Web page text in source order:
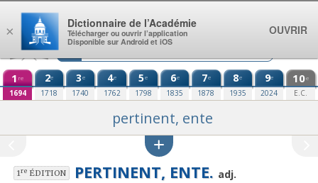
Aller au contenu
1 re
1694
2e
1718
3e
1740
4e
1762
5e
1798
6e
1835
7e
1878
8e
1935
9e
2024
10e
E.C.
pertinent, ente
1reÉDITION PERTINENT, ENTE. adj.
×
Dictionnaire de l’Académie
Télécharger ou ouvrir l’application
Disponible sur Android et iOS
OUVRIR